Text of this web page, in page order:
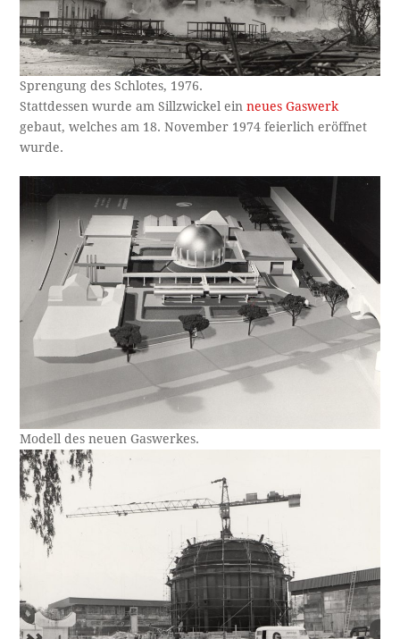
Sprengung des Schlotes, 1976.
Stattdessen wurde am Sillzwickel einneues Gaswerk
gebaut, welches am 18. November 1974 feierlich eröffnet
wurde.
Modell des neuen Gaswerkes.